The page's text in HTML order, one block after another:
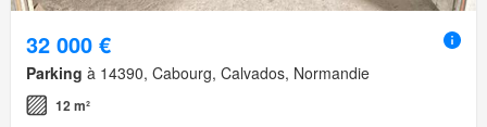
32 000 €
Parking à 14390, Cabourg, Calvados, Normandie
12 m²